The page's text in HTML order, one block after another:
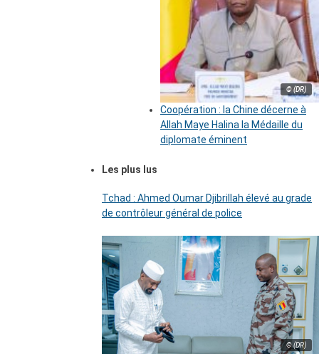
© (DR)
Coopération : la Chine décerne à
Allah Maye Halina la Médaille du
diplomate éminent
Les plus lus
Tchad : Ahmed Oumar Djibrillah élevé au grade
de contrôleur général de police
© (DR)